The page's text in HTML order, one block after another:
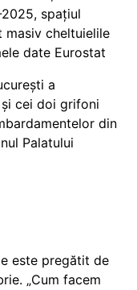
spațiul
masiv cheltuielile
date Eurostat
a
cei doi grifoni
din
Palatului
este pregătit de
„Cum facem